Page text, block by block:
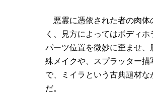
悪霊に憑依された者の肉体
く、見方によってはボディ
パーツ位置を微妙に歪ませ
殊メイクや、スプラッター描
で、ミイラという古典題材
だ。